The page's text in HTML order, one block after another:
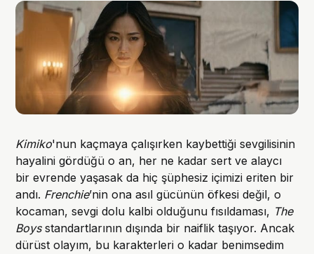
Kimiko'nun kaçmaya çalışırken kaybettiği sevgilisinin
hayalini gördüğü o an, her ne kadar sert ve alaycı
bir evrende yaşasak da hiç şüphesiz içimizi eriten bir
andı. Frenchie’nin ona asıl gücünün öfkesi değil, o
kocaman, sevgi dolu kalbi olduğunu fısıldaması, The
Boysstandartlarının dışında bir naiflik taşıyor. Ancak
dürüst olayım, bu karakterleri o kadar benimsedim